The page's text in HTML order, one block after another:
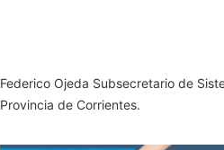
Federico Ojeda Subsecretario de
Provincia de Corrientes.